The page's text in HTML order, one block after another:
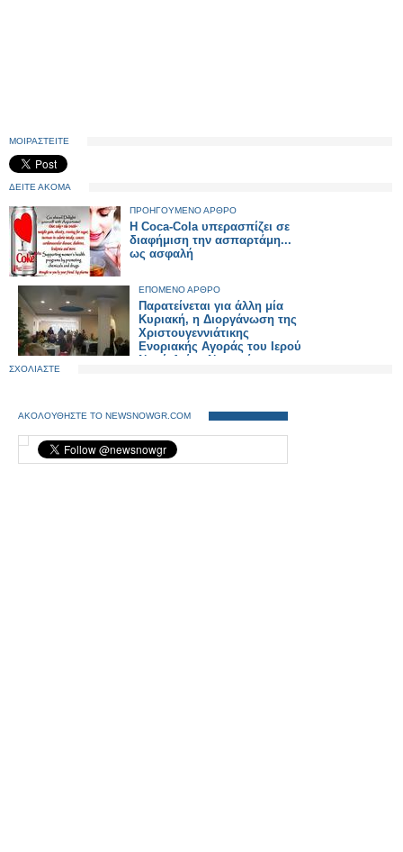
ΜΟΙΡΑΣΤΕΙΤΕ
ΔΕΙΤΕ ΑΚΟΜΑ
ΠΡΟΗΓΟΥΜΕΝΟ ΑΡΘΡΟ
Η Coca-Cola υπερασπίζει σε
διαφήμιση την ασπαρτάμη...
ως ασφαλή
ΕΠΟΜΕΝΟ ΑΡΘΡΟ
Παρατείνεται για άλλη μία
Κυριακή, η Διοργάνωση της
Χριστουγεννιάτικης
Ενοριακής Αγοράς του Ιερού
Ναού Αγίου Νεκταρίου
ΣΧΟΛΙΑΣΤΕ
ΑΚΟΛΟΥΘΗΣΤΕ ΤΟ NEWSNOWGR.COM